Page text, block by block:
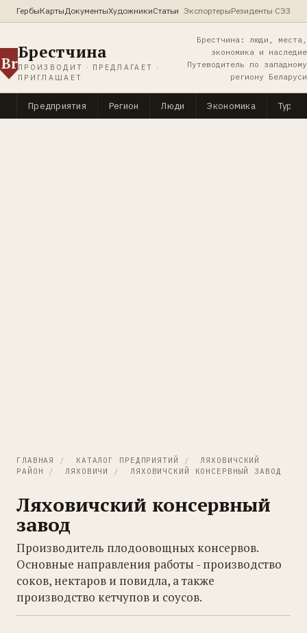
ГербыКартыДокументыХудожникиСтатьи ЭкспортерыРезиденты СЭЗ
Br
Брестчина
ПРОИЗВОДИТ · ПРЕДЛАГАЕТ ·
ПРИГЛАШАЕТ
Брестчина: люди, места,
экономика и наследие
Путеводитель по западному
региону Беларуси
Предприятия Регион Люди Экономика
ГЛАВНАЯ / КАТАЛОГ ПРЕДПРИЯТИЙ /
ЛЯХОВИЧСКИЙ
РАЙОН
/ ЛЯХОВИЧИ / ЛЯХОВИЧСКИЙ КОНСЕРВНЫЙ ЗАВОД
Ляховичский консервный
завод
Производитель плодоовощных консервов.
Основные направления работы - производство
соков, нектаров и повидла, а также
производство кетчупов и соусов.